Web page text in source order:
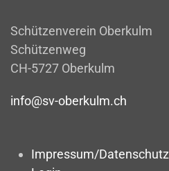
Schützenverein Oberkulm
Schützenweg
CH-5727 Oberkulm
info@sv-oberkulm.ch
Impressum/Datenschutz